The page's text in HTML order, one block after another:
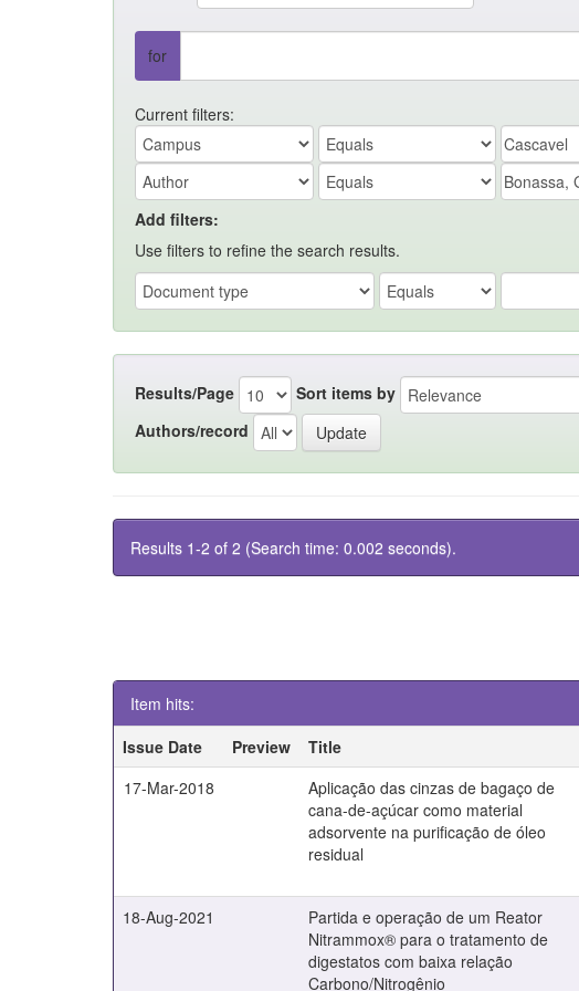
for
Current filters:
Add filters:
Use filters to refine the search results.
Results/Page Sort items by
Authors/record
Results 1-2 of 2 (Search time: 0.002 seconds).
Item hits:
Issue Date
Preview Title
17-Mar-2018
Aplicação das cinzas de bagaço de
cana-de-açúcar como material
adsorvente na purificação de óleo
residual
18-Aug-2021
Partida e operação de um Reator
Nitrammox® para o tratamento de
digestatos com baixa relação
Carbono/Nitrogênio